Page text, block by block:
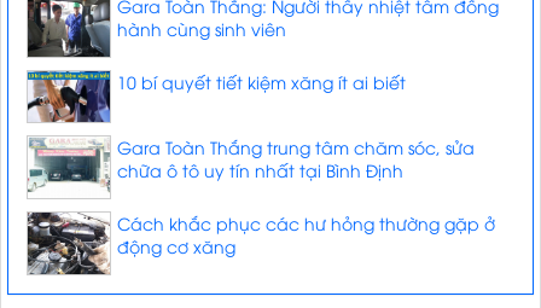
Gara Toàn Thắng: Người thầy nhiệt tâm đồng
hành cùng sinh viên
10 bí quyết tiết kiệm xăng ít ai biết
Gara Toàn Thắng trung tâm chăm sóc, sửa
chữa ô tô uy tín nhất tại Bình Định
Cách khắc phục các hư hỏng thường gặp ở
động cơ xăng